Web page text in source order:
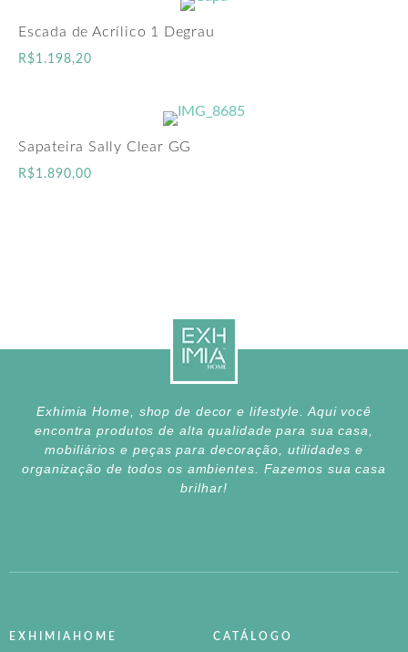
Escada de Acrílico 1 Degrau
R$1.198,20
Sapateira Sally Clear GG
R$1.890,00
Exhimia Home, shop de decor e lifestyle. Aqui você
encontra produtos de alta qualidade para sua casa,
mobiliários e peças para decoração, utilidades e
organização de todos os ambientes. Fazemos sua casa
brilhar!
EXHIMIAHOME CATÁLOGO